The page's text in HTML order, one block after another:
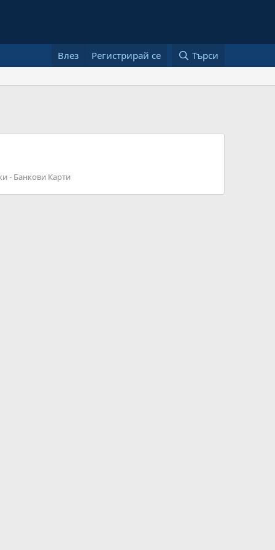
Влез Регистрирай се Търси
- Банкови Карти